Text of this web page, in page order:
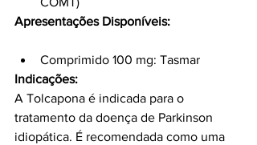
Apresentações Disponíveis:
Comprimido 100 mg: Tasmar
Indicações:
A Tolcapona é indicada para o
tratamento da doença de Parkinson
idiopática. É recomendada como uma